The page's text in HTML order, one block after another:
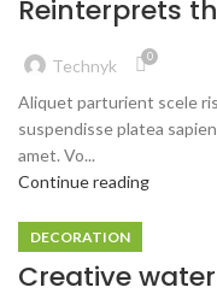
Reinterprets
Technyk 0
Aliquet parturient scele
suspendisse platea
amet. Vo...
Continue reading
DECORATION
Creative